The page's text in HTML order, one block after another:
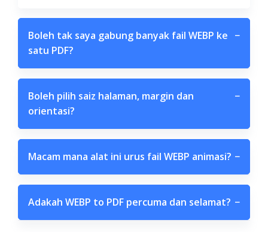
Boleh tak saya gabung banyak fail WEBP ke
satu PDF?
−
Boleh pilih saiz halaman, margin dan
orientasi?
−
Macam mana alat ini urus fail WEBP animasi? −
Adakah WEBP to PDF percuma dan selamat? −